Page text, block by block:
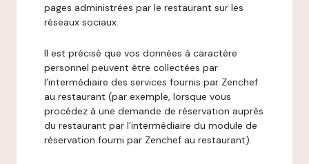
pages administrées par le restaurant sur les
réseaux sociaux.
Il est précisé que vos données à caractère
personnel peuvent être collectées par
l’intermédiaire des services fournis par Zenchef
au restaurant (par exemple, lorsque vous
procédez à une demande de réservation auprès
du restaurant par l’intermédiaire du module de
réservation fourni par Zenchef au restaurant).